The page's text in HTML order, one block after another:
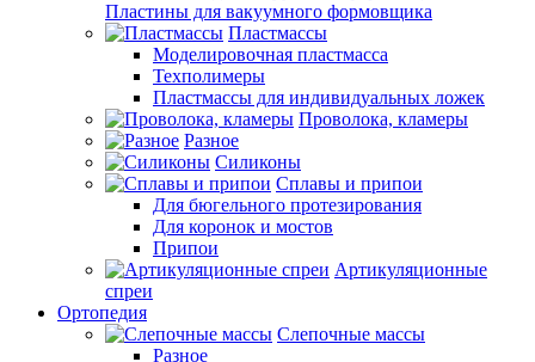
Пластины для вакуумного формовщика
Пластмассы
Моделировочная пластмасса
Техполимеры
Пластмассы для индивидуальных ложек
Проволока, кламеры
Разное
Силиконы
Сплавы и припои
Для бюгельного протезирования
Для коронок и мостов
Припои
Артикуляционные
спреи
Ортопедия
Слепочные массы
Разное